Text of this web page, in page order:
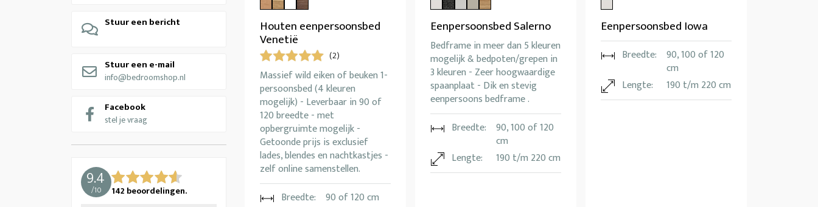
Stuur een bericht
Stuur een e-mail
info@bedroomshop.nl
Facebook
stel je vraag
9.4
/10 142 beoordelingen.
Houten eenpersoonsbed
Venetië
(2)
Massief wild eiken of beuken 1-
persoonsbed (4 kleuren
mogelijk) - Leverbaar in 90 of
120 breedte - met
opbergruimte mogelijk -
Getoonde prijs is exclusief
lades, blendes en nachtkastjes -
zelf online samenstellen.
Breedte:
90 of 120 cm
Eenpersoonsbed Salerno
Bedframe in meer dan 5 kleuren
mogelijk & bedpoten/grepen in
3 kleuren - Zeer hoogwaardige
spaanplaat - Dik en stevig
eenpersoons bedframe .
Breedte:
90, 100 of 120
cm
Lengte:
190 t/m 220 cm
Eenpersoonsbed Iowa
Breedte:
90, 100 of 120
cm
Lengte:
190 t/m 220 cm